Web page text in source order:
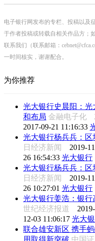
电子银行网发布的专栏、投稿以及
于作者投稿或转载自相关作品方；
联系我们（联系邮箱：
一时间核实，谢谢配合。
为你推荐
光大银行史晨阳：
和布局 金融电子化
2017-09-21 11:16:33
光大银行杨兵兵：
日经济新闻 2019-
26 16:54:33 光大银行
光大银行杨兵兵：
日经济新闻 2019-
26 10:27:01 光大银行
光大银行姜浩：银
世纪经济报道
12-03 11:06:17 光大
联合雄安新区 携手
用取得新突破 中国